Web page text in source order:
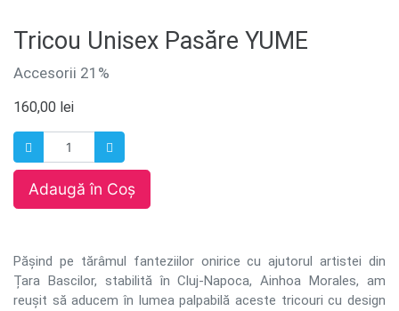
Tricou Unisex Pasăre YUME
Accesorii 21%
160,00 lei
Adaugă în Coș
Pășind pe tărâmul fanteziilor onirice cu ajutorul artistei din
Țara Bascilor, stabilită în Cluj-Napoca, Ainhoa Morales, am
reușit să aducem în lumea palpabilă aceste tricouri cu design